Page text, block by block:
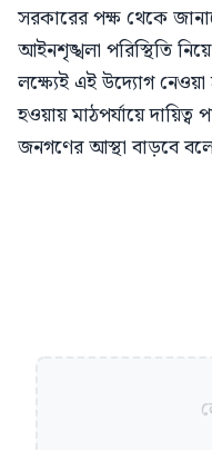
সরকারের পক্ষ থেকে
আইনশৃঙ্খলা পরিস্থিতি
লক্ষ্যেই এই উদ্যোগ নেওয়া
হওয়ায় মাঠপর্যায়ে দায়িত্ব
জনগণের আস্থা বাড়বে